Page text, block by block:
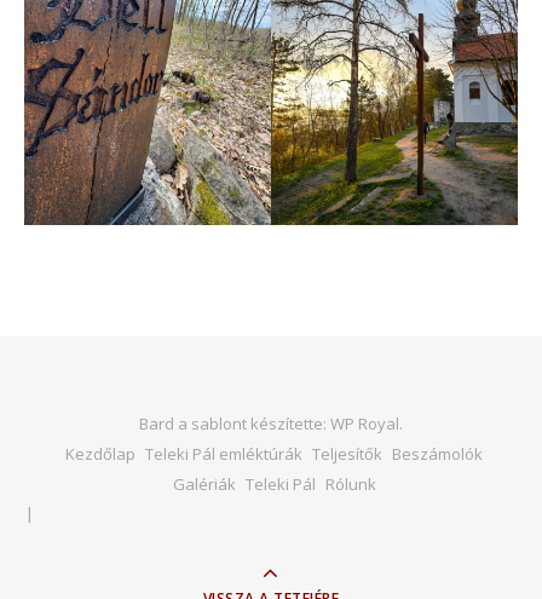
Bard a sablont készítette: WP Royal.
Kezdőlap Teleki Pál emléktúrák Teljesítők Beszámolók
Galériák Teleki Pál Rólunk